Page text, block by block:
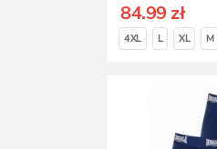
84.99 zł
4XL L XL M